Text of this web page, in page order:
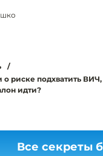
/
риске подхватить
идти?
Все секреты